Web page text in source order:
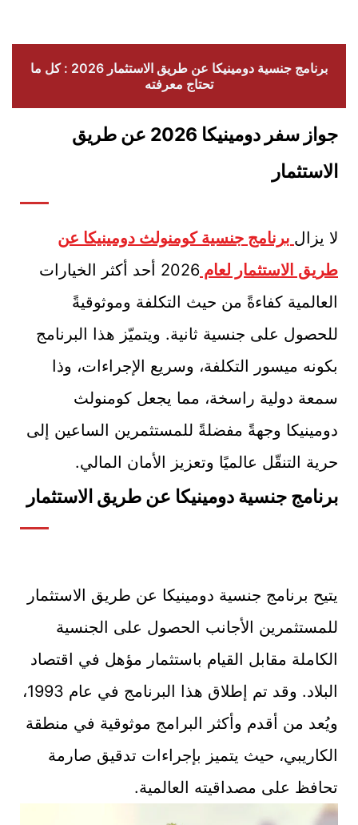
برنامج جنسية دومينيكا عن طريق الاستثمار 2026 : كل ما
تحتاج معرفته
جواز سفر دومينيكا 2026 عن طريق
الاستثمار
لا يزال برنامج جنسية كومنولث دومينيكا عن
طريق الاستثمار لعام
2026 أحد أكثر الخيارات
العالمية كفاءةً من حيث التكلفة وموثوقيةً
للحصول على جنسية ثانية. ويتميّز هذا البرنامج
بكونه ميسور التكلفة، وسريع الإجراءات، وذا
سمعة دولية راسخة، مما يجعل كومنولث
دومينيكا وجهةً مفضلةً للمستثمرين الساعين إلى
حرية التنقّل عالميًا وتعزيز الأمان المالي.
برنامج جنسية دومينيكا عن طريق الاستثمار
يتيح برنامج جنسية دومينيكا عن طريق الاستثمار
للمستثمرين الأجانب الحصول على الجنسية
الكاملة مقابل القيام باستثمار مؤهل في اقتصاد
البلاد. وقد تم إطلاق هذا البرنامج في عام 1993،
ويُعد من أقدم وأكثر البرامج موثوقية في منطقة
الكاريبي، حيث يتميز بإجراءات تدقيق صارمة
تحافظ على مصداقيته العالمية.